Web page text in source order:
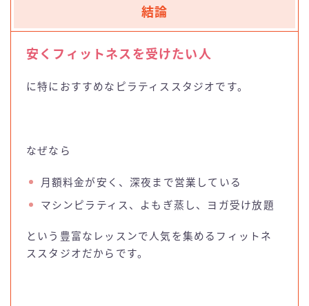
結論
安くフィットネスを受けたい人
に特におすすめなピラティススタジオです。
なぜなら
月額料金が安く、深夜まで営業している
マシンピラティス、よもぎ蒸し、ヨガ受け放題
という豊富なレッスンで人気を集めるフィットネ
ススタジオだからです。